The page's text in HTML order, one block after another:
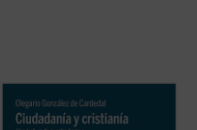
Joseph Ratzinger 2011, reflexiona aquí
sobre las actuales relaciones entre